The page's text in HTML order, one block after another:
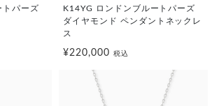
トパーズ
K14YG ロンドンブルートパーズ
ダイヤモンド ペンダントネックレ
ス
¥220,000 税込